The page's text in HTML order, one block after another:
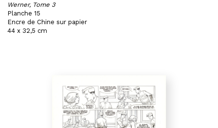
Werner, Tome 3
Planche 15
Encre de Chine sur papier
44 x 32,5 cm